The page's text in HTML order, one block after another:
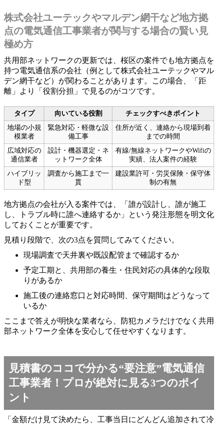
株式会社ユーテックやマルデン網干など地方拠
点の電気通信工事業者が関与する場合の賢い見
極め方
共用部ネットワークの更新では、桜区の案件でも地方拠点を
持つ電気通信系の会社（例として株式会社ユーテックやマル
デン網干など）が関わることがあります。この場合、「距
離」より「役割分担」で見るのがコツです。
タイプ 向いている役割
チェックすべきポイント
地場の小規
模業者
緊急対応・軽微な設
備工事
住所が近く、連絡から現場到着
までの時間
広域対応の
通信業者
設計・機器選定・ネ
ットワーク全体
有線/無線ネットワークやWifiの
実績、法人案件の経験
ハイブリッ
ド型
調査から施工まで一
貫
建設業許可・労災保険・保守体
制の有無
地方拠点の会社が入る案件では、「誰が設計し、誰が施工
し、トラブル時に誰へ連絡するか」という発注形態を明文化
しておくことが重要です。
見積り段階で、次の3点を質問してみてください。
現場調査で天井裏や既設配管まで確認するか
予定工期と、共用部の養生・住民対応の具体的な段取
りがあるか
施工後の連絡窓口と対応時間、保守期間はどうなって
いるか
ここまで答えが明快な業者なら、防犯カメラだけでなく共用
部ネットワーク全体を安心して任せやすくなります。
見積書のココで分かる“要注意”電気通信
工事業者！プロが絶対に見る3つのポイ
ント
「金額だけ見て決めたら、工事当日にどんどん追加されて冷